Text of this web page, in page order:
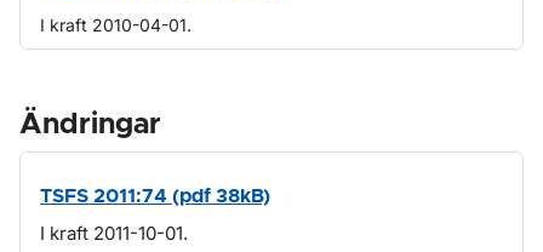
I kraft 2010-04-01.
Ändringar
TSFS 2011:74 (pdf 38kB)
I kraft 2011-10-01.